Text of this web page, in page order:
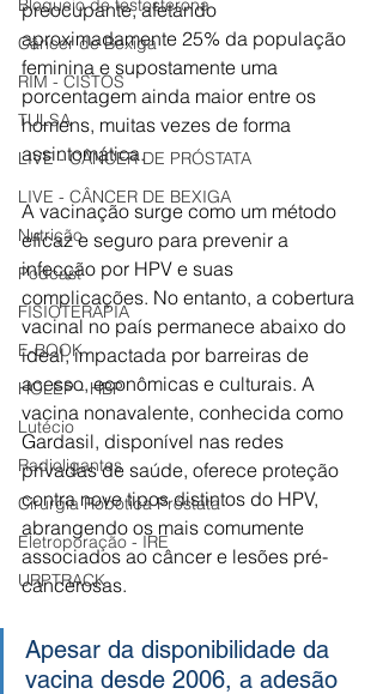
Bloqueio de testosterona
Câncer de Bexiga
RIM - CISTOS
TULSA
LIVE - CÂNCER DE PRÓSTATA
LIVE - CÂNCER DE BEXIGA
Nutrição
Podcast
FISIOTERAPIA
E-BOOK
HOLEP - HBP
Lutécio
Radioligantes
Cirurgia Robótica Próstata
Eletroporação - IRE
URPTRACK
preocupante, afetando
aproximadamente 25% da população
feminina e supostamente uma
porcentagem ainda maior entre os
homens, muitas vezes de forma
assintomática.
A vacinação surge como um método
eficaz e seguro para prevenir a
infecção por HPV e suas
complicações. No entanto, a cobertura
vacinal no país permanece abaixo do
ideal, impactada por barreiras de
acesso, econômicas e culturais. A
vacina nonavalente, conhecida como
Gardasil, disponível nas redes
privadas de saúde, oferece proteção
contra nove tipos distintos do HPV,
abrangendo os mais comumente
associados ao câncer e lesões pré-
cancerosas.
Apesar da disponibilidade da
vacina desde 2006, a adesão